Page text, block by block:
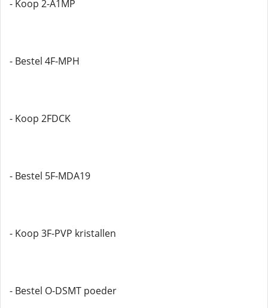
- Koop 2-A1MP
- Bestel 4F-MPH
- Koop 2FDCK
- Bestel 5F-MDA19
- Koop 3F-PVP kristallen
- Bestel O-DSMT poeder